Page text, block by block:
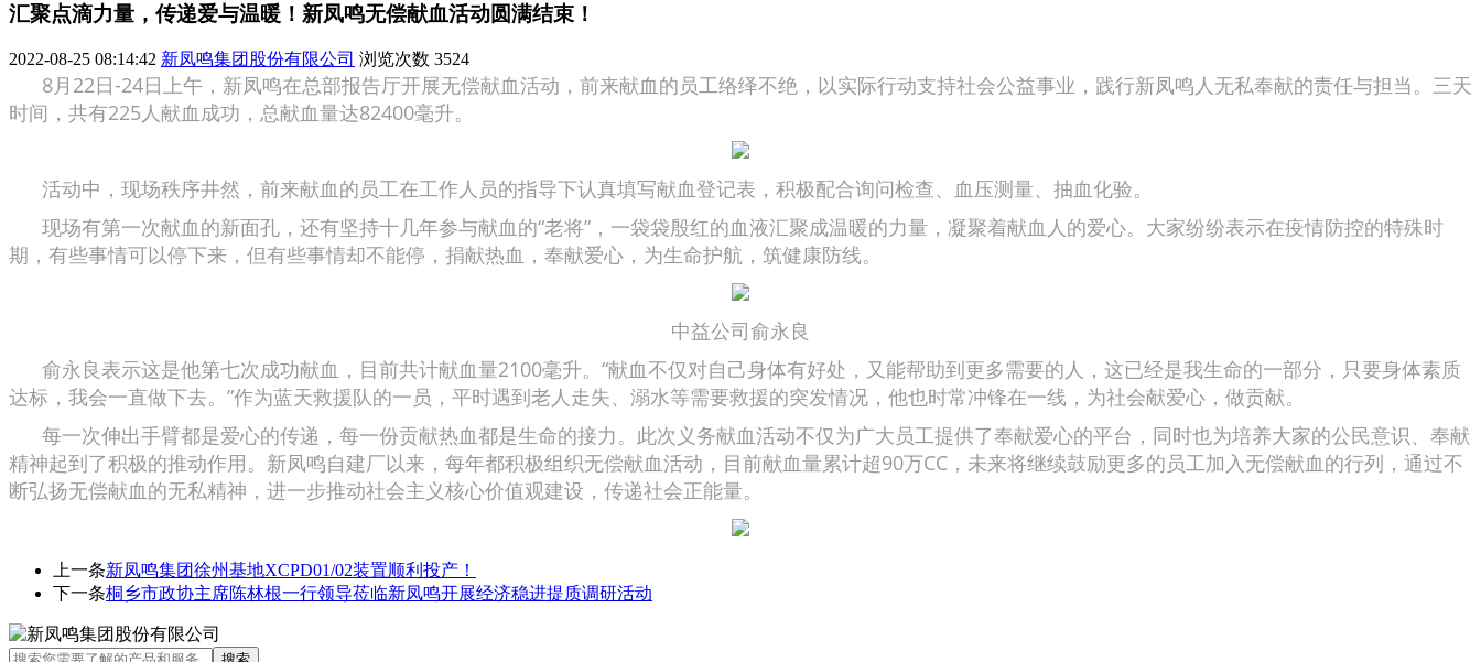
汇聚点滴力量，传递爱与温暖！新凤鸣无偿献血活动圆满结束！
2022-08-25 08:14:42 新凤鸣集团股份有限公司 浏览次数 3524
8月22日-24日上午，新凤鸣在总部报告厅开展无偿献血活动，前来献血的员工络绎不绝，以实际行动支持社会公益事业，践行新凤鸣人无私奉献的责任与担当。三天
时间，共有225人献血成功，总献血量达82400毫升。
活动中，现场秩序井然，前来献血的员工在工作人员的指导下认真填写献血登记表，积极配合询问检查、血压测量、抽血化验。
现场有第一次献血的新面孔，还有坚持十几年参与献血的“老将”，一袋袋殷红的血液汇聚成温暖的力量，凝聚着献血人的爱心。大家纷纷表示在疫情防控的特殊时
期，有些事情可以停下来，但有些事情却不能停，捐献热血，奉献爱心，为生命护航，筑健康防线。
中益公司俞永良
俞永良表示这是他第七次成功献血，目前共计献血量2100毫升。“献血不仅对自己身体有好处，又能帮助到更多需要的人，这已经是我生命的一部分，只要身体素质
达标，我会一直做下去。”作为蓝天救援队的一员，平时遇到老人走失、溺水等需要救援的突发情况，他也时常冲锋在一线，为社会献爱心，做贡献。
每一次伸出手臂都是爱心的传递，每一份贡献热血都是生命的接力。此次义务献血活动不仅为广大员工提供了奉献爱心的平台，同时也为培养大家的公民意识、奉献
精神起到了积极的推动作用。新凤鸣自建厂以来，每年都积极组织无偿献血活动，目前献血量累计超90万CC，未来将继续鼓励更多的员工加入无偿献血的行列，通过不
断弘扬无偿献血的无私精神，进一步推动社会主义核心价值观建设，传递社会正能量。
上一条新凤鸣集团徐州基地XCPD01/02装置顺利投产！
下一条桐乡市政协主席陈林根一行领导莅临新凤鸣开展经济稳进提质调研活动